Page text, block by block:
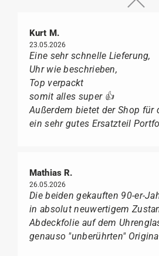
Kurt M.
23.05.2026
Eine sehr schnelle Lieferung,
Uhr wie beschrieben,
Top verpackt
somit alles super 👍
Außerdem bietet der Shop für
ein sehr gutes Ersatzteil
Mathias R.
26.05.2026
Die beiden gekauften 90-er-
in absolut neuwertigem
Abdeckfolie auf dem
genauso "unberührten"